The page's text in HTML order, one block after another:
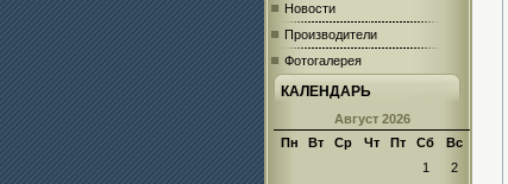
Новости
Производители
Фотогалерея
КАЛЕНДАРЬ
Август 2026
Пн
Вт Ср Чт Пт Сб
Вс
1
2